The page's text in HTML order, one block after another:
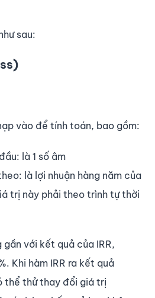
sau:
vào để tính toán, bao gồm:
là 1 số âm
là lợi nhuận hàng năm của
trị này phải theo trình tự thời
gần với kết quả của IRR,
Khi hàm IRR ra kết quả
thể thử thay đổi giá trị